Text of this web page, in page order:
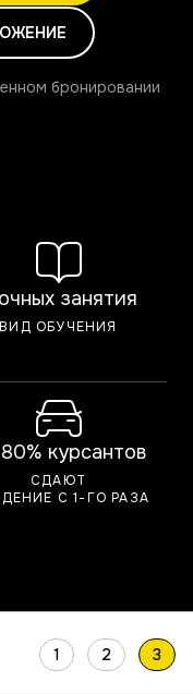
бронировании
занятия
ВИД ОБУЧЕНИЯ
курсантов
СДАЮТ
С 1-ГО РАЗА
1 2 3